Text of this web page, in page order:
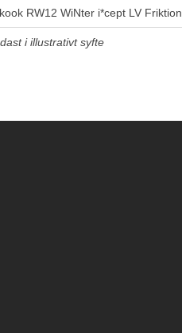
RW12 WiNter i*cept LV Friktion
i illustrativt syfte